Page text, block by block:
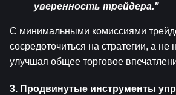
уверенность трейдера."
С минимальными комиссиями
сосредоточиться на стратегии, а не
улучшая общее торговое
3. Продвинутые инструменты